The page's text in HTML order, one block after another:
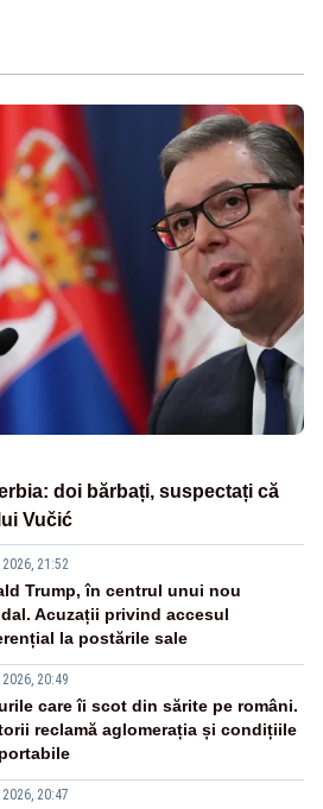
doi bărbați, suspectați că
Vučić
21:52
Trump, în centrul unui nou
Acuzații privind accesul
la postările sale
20:49
care îi scot din sărite pe români.
reclamă aglomerația și condițiile
20:47